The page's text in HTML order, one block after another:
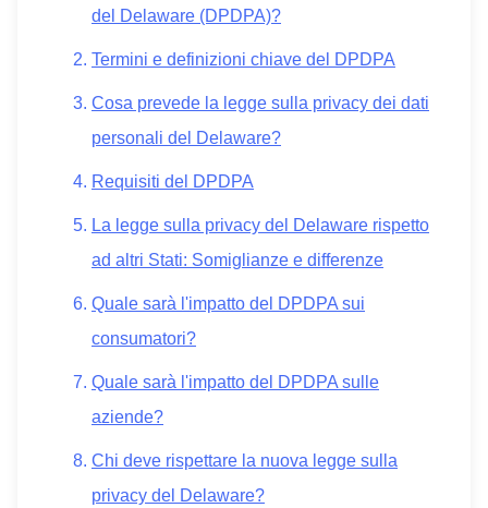
del Delaware (DPDPA)?
Termini e definizioni chiave del DPDPA
Cosa prevede la legge sulla privacy dei dati
personali del Delaware?
Requisiti del DPDPA
La legge sulla privacy del Delaware rispetto
ad altri Stati: Somiglianze e differenze
Quale sarà l'impatto del DPDPA sui
consumatori?
Quale sarà l'impatto del DPDPA sulle
aziende?
Chi deve rispettare la nuova legge sulla
privacy del Delaware?